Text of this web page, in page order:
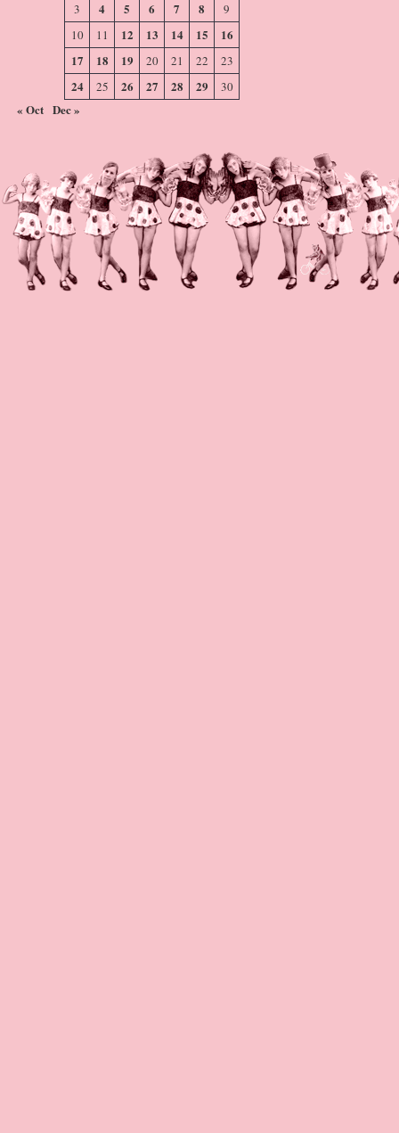
3 4 5 6 7 8
9
10
11 12 13 14 15
16
17
18 19 20 21 22 23
24 25 26 27 28 29 30
« Oct Dec »